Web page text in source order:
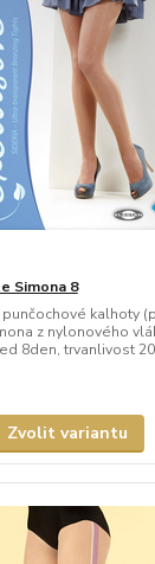
Simona 8
kalhoty
z nylonového
8den, trvanlivost
Zvolit variantu